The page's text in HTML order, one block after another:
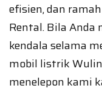
efisien, dan
Rental. Bila
kendala selama
mobil listrik
menelepon kami